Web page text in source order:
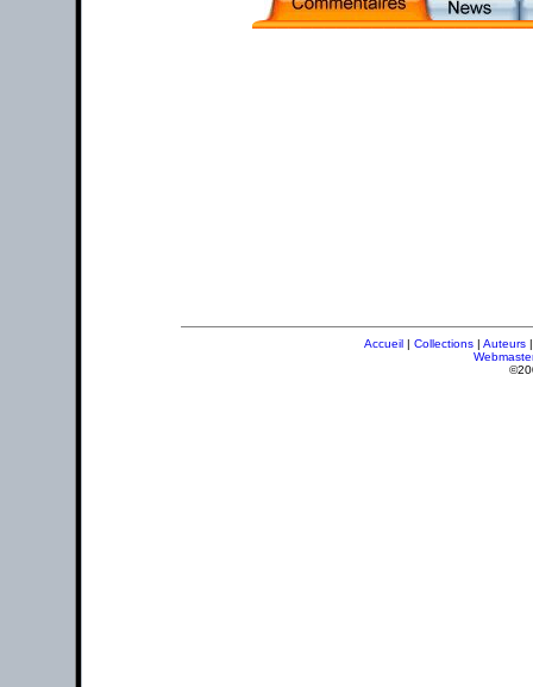
Accueil | Collections | Auteurs